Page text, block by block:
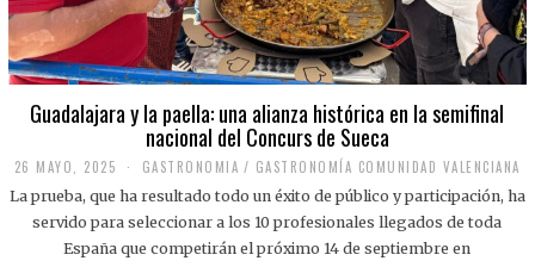
Guadalajara y la paella: una alianza histórica en la semifinal
nacional del Concurs de Sueca
26 MAYO, 2025
M
A
O
GASTRONOMIA / GASTRONOMÍA COMUNIDAD VALENCIANA
La prueba, que ha resultado todo un éxito de público y participación, ha
servido para seleccionar a los 10 profesionales llegados de toda
España que competirán el próximo 14 de septiembre en